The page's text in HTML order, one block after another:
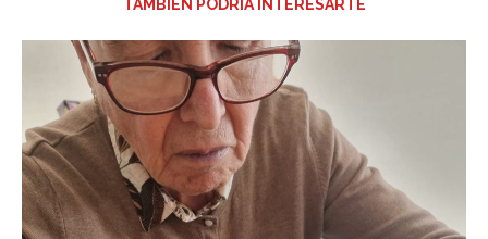
TAMBIÉN PODRÍA INTERESARTE